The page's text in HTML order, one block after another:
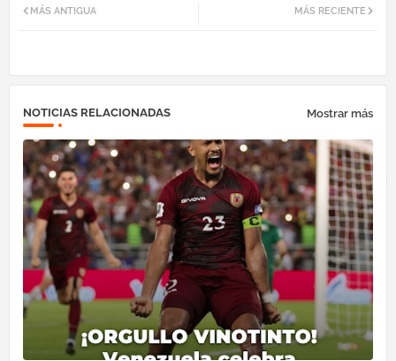
ok am pp
MÁS RECIENTE
MÁS ANTIGUA
NOTICIAS RELACIONADAS Mostrar más